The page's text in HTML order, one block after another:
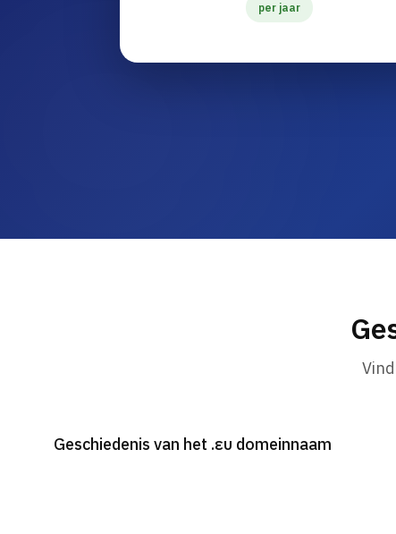
per jaar
Geschiedenis van het .ευ domeinnaam